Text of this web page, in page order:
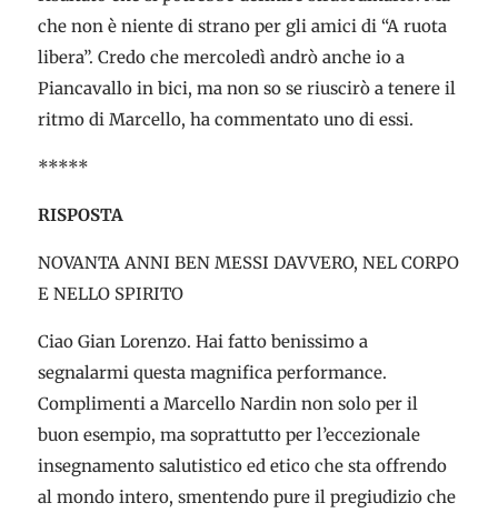
che non è niente di strano per gli amici di “A ruota
libera”. Credo che mercoledì andrò anche io a
Piancavallo in bici, ma non so se riuscirò a tenere il
ritmo di Marcello, ha commentato uno di essi.
*****
RISPOSTA
NOVANTA ANNI BEN MESSI DAVVERO, NEL CORPO
E NELLO SPIRITO
Ciao Gian Lorenzo. Hai fatto benissimo a
segnalarmi questa magnifica performance.
Complimenti a Marcello Nardin non solo per il
buon esempio, ma soprattutto per l’eccezionale
insegnamento salutistico ed etico che sta offrendo
al mondo intero, smentendo pure il pregiudizio che